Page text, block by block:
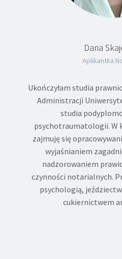
Daria
Aplikantka
Ukończyłam studia
Administracji
studia
psychotraumatologii. W
zajmuję się
wyjaśnianiem
nadzorowaniem
czynności notarialnych.
psychologią,
cukiernictwem